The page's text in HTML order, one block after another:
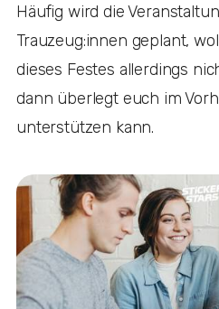
Häufig wird die
Trauzeug:innen geplant,
dieses Festes allerdings
dann überlegt euch im
unterstützen kann.